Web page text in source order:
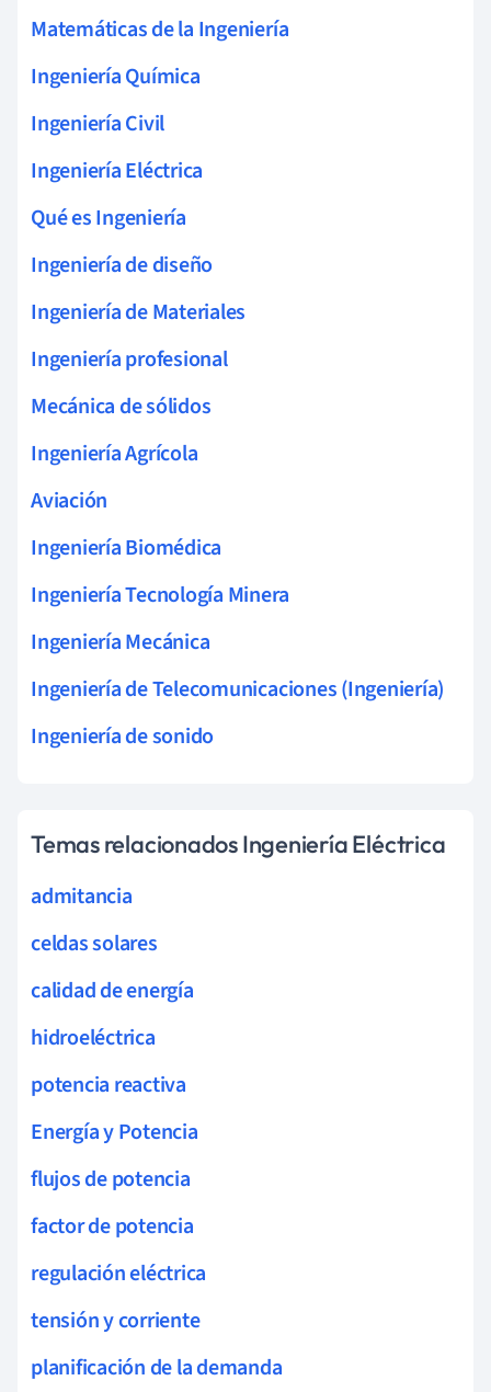
Matemáticas de la Ingeniería
Ingeniería Química
Ingeniería Civil
Ingeniería Eléctrica
Qué es Ingeniería
Ingeniería de diseño
Ingeniería de Materiales
Ingeniería profesional
Mecánica de sólidos
Ingeniería Agrícola
Aviación
Ingeniería Biomédica
Ingeniería Tecnología Minera
Ingeniería Mecánica
Ingeniería de Telecomunicaciones (Ingeniería)
Ingeniería de sonido
Temas relacionados Ingeniería Eléctrica
admitancia
celdas solares
calidad de energía
hidroeléctrica
potencia reactiva
Energía y Potencia
flujos de potencia
factor de potencia
regulación eléctrica
tensión y corriente
planificación de la demanda